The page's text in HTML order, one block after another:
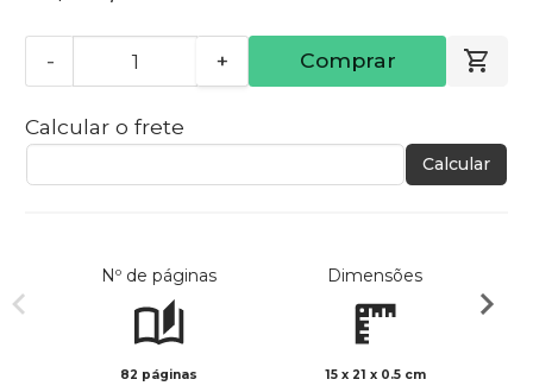
- + Comprar
Calcular o frete
Calcular
Nº de páginas
82 páginas
Dimensões
15 x 21 x 0.5 cm